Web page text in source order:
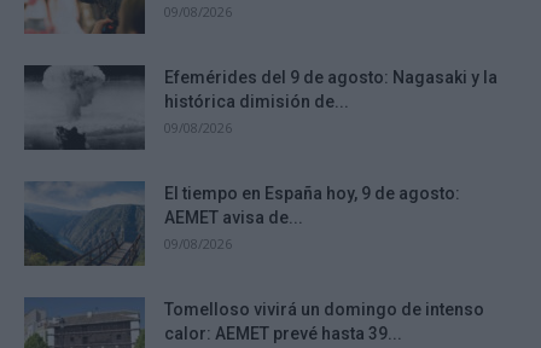
09/08/2026
Efemérides del 9 de agosto: Nagasaki y la
histórica dimisión de...
09/08/2026
El tiempo en España hoy, 9 de agosto:
AEMET avisa de...
09/08/2026
Tomelloso vivirá un domingo de intenso
calor: AEMET prevé hasta 39...